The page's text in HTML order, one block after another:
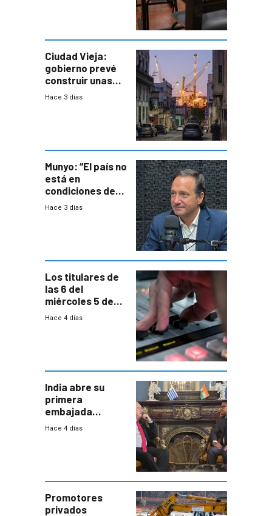
Ciudad Vieja:
gobierno prevé
construir unas
mil viviendas en
Hace 3 días
Munyo: “El país no
está en
condiciones de
enfrentar una
Hace 3 días
Los titulares de
las 6 del
miércoles 5 de
agosto de 2026
Hace 4 días
India abre su
primera
embajada
residente en
enorme
potencial
Hace 4 días
Promotores
privados